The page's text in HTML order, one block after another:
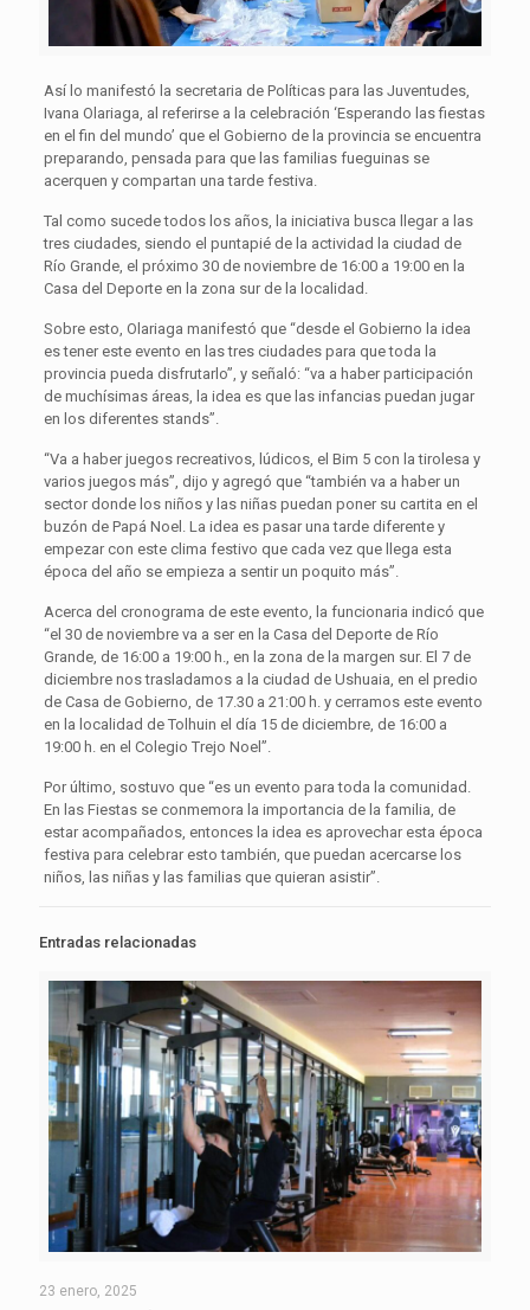
Así lo manifestó la secretaria de Políticas para las Juventudes,
Ivana Olariaga, al referirse a la celebración ‘Esperando las fiestas
en el fin del mundo’ que el Gobierno de la provincia se encuentra
preparando, pensada para que las familias fueguinas se
acerquen y compartan una tarde festiva.
Tal como sucede todos los años, la iniciativa busca llegar a las
tres ciudades, siendo el puntapié de la actividad la ciudad de
Río Grande, el próximo 30 de noviembre de 16:00 a 19:00 en la
Casa del Deporte en la zona sur de la localidad.
Sobre esto, Olariaga manifestó que “desde el Gobierno la idea
es tener este evento en las tres ciudades para que toda la
provincia pueda disfrutarlo”, y señaló: “va a haber participación
de muchísimas áreas, la idea es que las infancias puedan jugar
en los diferentes stands”.
“Va a haber juegos recreativos, lúdicos, el Bim 5 con la tirolesa y
varios juegos más”, dijo y agregó que “también va a haber un
sector donde los niños y las niñas puedan poner su cartita en el
buzón de Papá Noel. La idea es pasar una tarde diferente y
empezar con este clima festivo que cada vez que llega esta
época del año se empieza a sentir un poquito más”.
Acerca del cronograma de este evento, la funcionaria indicó que
“el 30 de noviembre va a ser en la Casa del Deporte de Río
Grande, de 16:00 a 19:00 h., en la zona de la margen sur. El 7 de
diciembre nos trasladamos a la ciudad de Ushuaia, en el predio
de Casa de Gobierno, de 17.30 a 21:00 h. y cerramos este evento
en la localidad de Tolhuin el día 15 de diciembre, de 16:00 a
19:00 h. en el Colegio Trejo Noel”.
Por último, sostuvo que “es un evento para toda la comunidad.
En las Fiestas se conmemora la importancia de la familia, de
estar acompañados, entonces la idea es aprovechar esta época
festiva para celebrar esto también, que puedan acercarse los
niños, las niñas y las familias que quieran asistir”.
Entradas relacionadas
23 enero, 2025